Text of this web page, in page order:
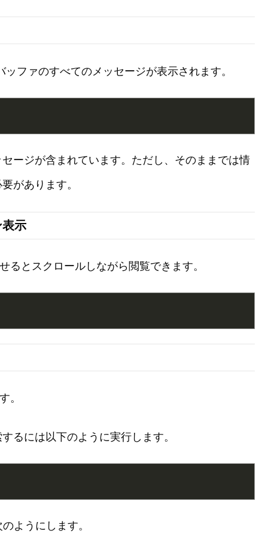
ファのすべてのメッセージが表示されます。
ージが含まれています。ただし、そのままでは情
があります。
示
るとスクロールしながら閲覧できます。
。
るには以下のように実行します。
ようにします。